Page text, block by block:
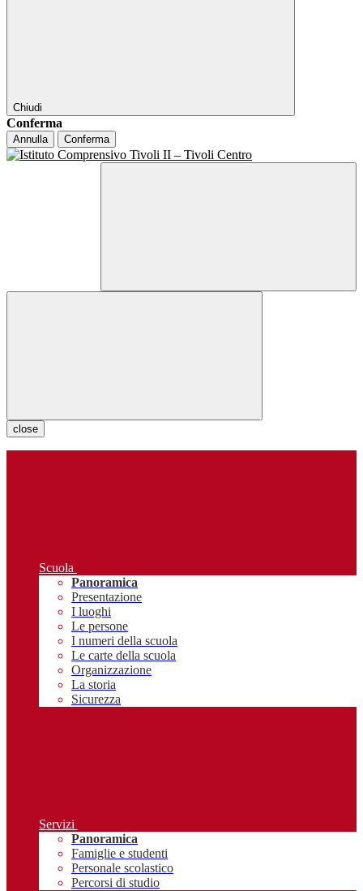
Chiudi
Conferma
Annulla Conferma
close
Scuola
Panoramica
Presentazione
I luoghi
Le persone
I numeri della scuola
Le carte della scuola
Organizzazione
La storia
Sicurezza
Servizi
Panoramica
Famiglie e studenti
Personale scolastico
Percorsi di studio